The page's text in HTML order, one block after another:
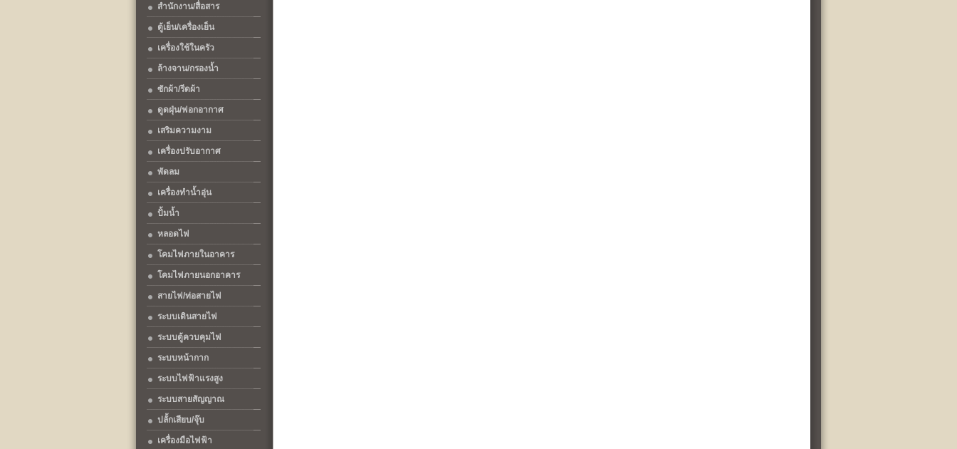
สำนักงาน/สื่อสาร
ตู้เย็น/เครื่องเย็น
เครื่องใช้ในครัว
ล้างจาน/กรองน้ำ
ซักผ้า/รีดผ้า
ดูดฝุ่น/ฟอกอากาศ
เสริมความงาม
เครื่องปรับอากาศ
พัดลม
เครื่องทำน้ำอุ่น
ปั้มน้ำ
หลอดไฟ
โคมไฟภายในอาคาร
โคมไฟภายนอกอาคาร
สายไฟ/ท่อสายไฟ
ระบบเดินสายไฟ
ระบบตู้ควบคุมไฟ
ระบบหน้ากาก
ระบบไฟฟ้าแรงสูง
ระบบสายสัญญาณ
ปลั้กเสียบ/จุ๊บ
เครื่องมือไฟฟ้า